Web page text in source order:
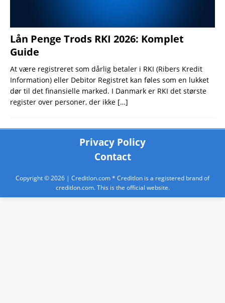
Lån Penge Trods RKI 2026: Komplet
Guide
At være registreret som dårlig betaler i RKI (Ribers Kredit
Information) eller Debitor Registret kan føles som en lukket
dør til det finansielle marked. I Danmark er RKI det største
register over personer, der ikke […]
Privacy Policy
Contact
Copyright © 2026 | Creditlon.com* Creditlon is a registered brand of
creditlon.com. This is the official website.